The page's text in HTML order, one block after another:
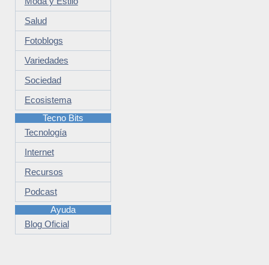
Salud
Fotoblogs
Variedades
Sociedad
Ecosistema
Tecno Bits
Tecnología
Internet
Recursos
Podcast
Ayuda
Blog Oficial